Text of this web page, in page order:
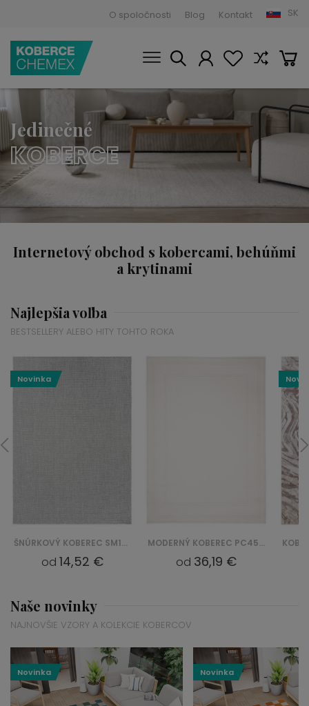
O spoločnosti Blog Kontakt SK
Jedinečné
KOBERCE
Internetový obchod s kobercami, behúňmi
a krytinami
Najlepšia voľba
BESTSELLERY ALEBO HITY TOHTO ROKA
ŠNÚRKOVÝ KOBEREC SM19A VERANO - SZARY
od 14,52 €
Novinka
MODERNÝ KOBEREC PC45A HERA GZU - BIAŁY
od 36,19 €
Naše novinky
NAJNOVŠIE VZORY A KOLEKCIE KOBERCOV
Novinka Novinka